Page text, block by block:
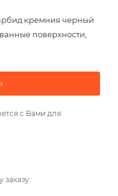
кремния черный
поверхности,
с Вами для